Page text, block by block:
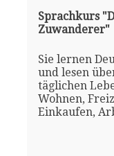
Sprachkurs
Zuwanderer"
Sie lernen
und lesen
täglichen
Wohnen,
Einkaufen,